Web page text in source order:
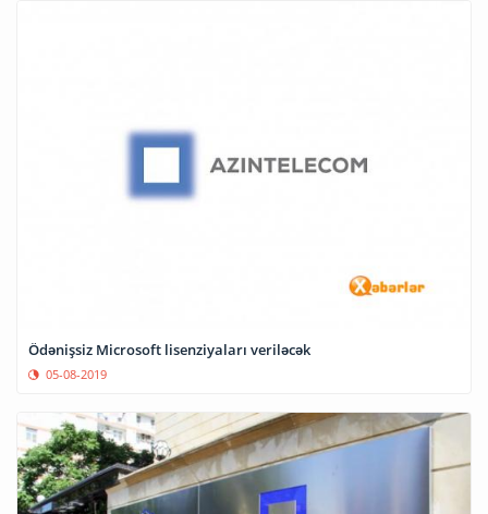
Ödənişsiz Microsoft lisenziyaları veriləcək
05-08-2019